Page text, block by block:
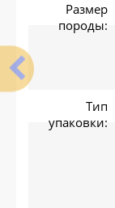
Размер
породы:
Тип
упаковки: